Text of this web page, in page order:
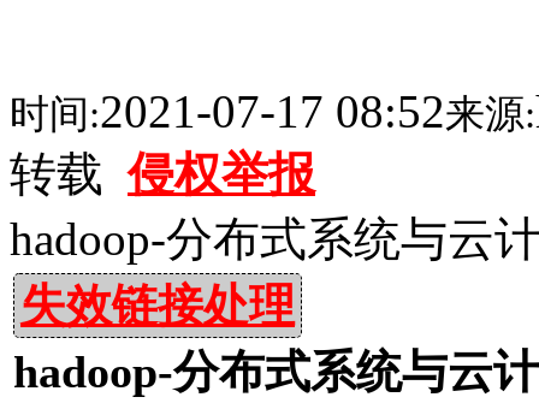
时间:2021-07-17 08:52来源:
转载侵权举报
hadoop-分布式系统与云
失效链接处理
hadoop-分布式系统与云